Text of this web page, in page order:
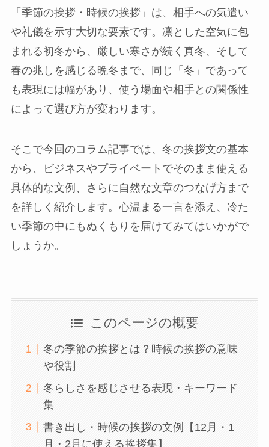
「季節の挨拶・時候の挨拶」は、相手への気遣い
や礼儀を示す大切な要素です。凛とした空気に包
まれる初冬から、厳しい寒さが続く真冬、そして
春の兆しを感じる晩冬まで、同じ「冬」であって
も表現には幅があり、使う場面や相手との関係性
によって選び方が変わります。
そこで今回のコラム記事では、冬の挨拶文の基本
から、ビジネスやプライベートでそのまま使える
具体的な文例、さらに自然な文章のつなげ方まで
を詳しく紹介します。心温まる一言を添え、冷た
い季節の中にもぬくもりを届けてみてはいかがで
しょうか。
このページの概要
冬の季節の挨拶とは？時候の挨拶の意味
や役割
冬らしさを感じさせる表現・キーワード
集
書き出し・時候の挨拶の文例【12月・1
月・2月に使える挨拶集】